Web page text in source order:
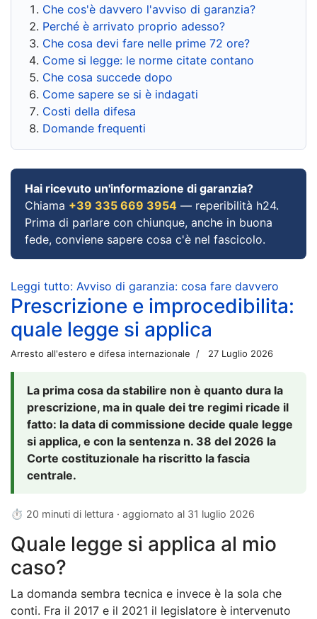
Che cos'è davvero l'avviso di garanzia?
Perché è arrivato proprio adesso?
Che cosa devi fare nelle prime 72 ore?
Come si legge: le norme citate contano
Che cosa succede dopo
Come sapere se si è indagati
Costi della difesa
Domande frequenti
Hai ricevuto un'informazione di garanzia?
Chiama +39 335 669 3954 — reperibilità h24.
Prima di parlare con chiunque, anche in buona
fede, conviene sapere cosa c'è nel fascicolo.
Leggi tutto: Avviso di garanzia: cosa fare davvero
Prescrizione e improcedibilita:
quale legge si applica
Arresto all'estero e difesa internazionale 27 Luglio 2026
La prima cosa da stabilire non è quanto dura la
prescrizione, ma in quale dei tre regimi ricade il
fatto: la data di commissione decide quale legge
si applica, e con la sentenza n. 38 del 2026 la
Corte costituzionale ha riscritto la fascia
centrale.
⏱ 20 minuti di lettura · aggiornato al 31 luglio 2026
Quale legge si applica al mio
caso?
La domanda sembra tecnica e invece è la sola che
conti. Fra il 2017 e il 2021 il legislatore è intervenuto